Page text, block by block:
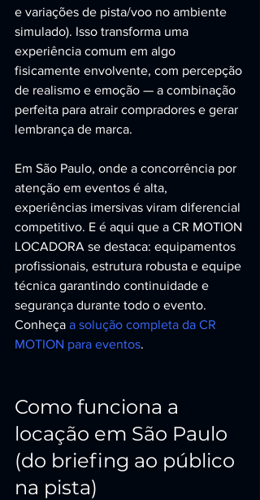
e variações de pista/voo no ambiente
simulado). Isso transforma uma
experiência comum em algo
fisicamente envolvente, com percepção
de realismo e emoção — a combinação
perfeita para atrair compradores e gerar
lembrança de marca.
Em São Paulo, onde a concorrência por
atenção em eventos é alta,
experiências imersivas viram diferencial
competitivo. E é aqui que a CR MOTION
LOCADORA se destaca: equipamentos
profissionais, estrutura robusta e equipe
técnica garantindo continuidade e
segurança durante todo o evento.
Conheça a solução completa da CR
MOTION para eventos.
Como funciona a
locação em São Paulo
(do briefing ao público
na pista)